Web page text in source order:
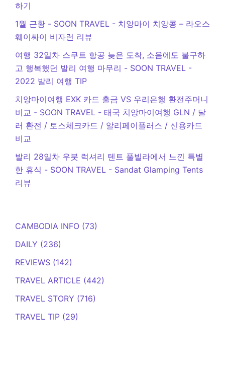
하기
1월 근황 - SOON TRAVEL - 치앙마이 치앙콩 – 라오스
훼이싸이 비자런 리뷰
여행 32일차 스쿠트 항공 늦은 도착, 소음에도 불구하
고 행복했던 발리 여행 마무리 - SOON TRAVEL -
2022 발리 여행 TIP
치앙마이여행 EXK 카드 출금 VS 우리은행 환전주머니
비교 - SOON TRAVEL - 태국 치앙마이여행 GLN / 달
러 환전 / 토스체크카드 / 알리페이플러스 / 신용카드
비교
발리 28일차 우붓 럭셔리 텐트 풀빌라에서 느낀 특별
한 휴식 - SOON TRAVEL - Sandat Glamping Tents
리뷰
CAMBODIA INFO (73)
DAILY (236)
REVIEWS (142)
TRAVEL ARTICLE (442)
TRAVEL STORY (716)
TRAVEL TIP (29)